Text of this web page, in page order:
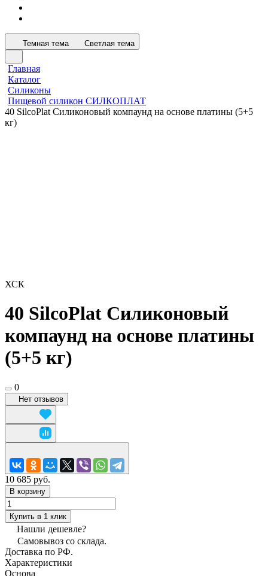
Темная тема Светлая тема
Главная
Каталог
Силиконы
Пищевой силикон СИЛКОПЛАТ
40 SilcoPlat Силиконовый компаунд на основе платины (5+5
кг)
ХСК
40 SilcoPlat Силиконовый
компаунд на основе платины
(5+5 кг)
0
Нет отзывов
10 685 руб.
В корзину
Купить в 1 клик
Нашли дешевле?
Самовывоз со склада.
Доставка по РФ.
Характеристики
Основа